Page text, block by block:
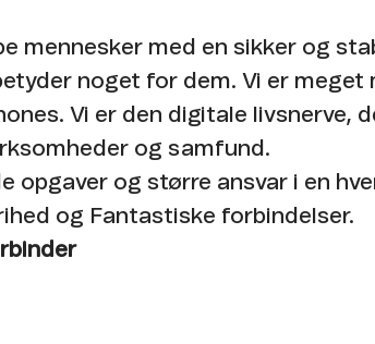
mennesker med en sikker og
noget for dem. Vi er meget
Vi er den digitale livsnerve,
og samfund.
opgaver og større ansvar i en
og Fantastiske forbindelser.